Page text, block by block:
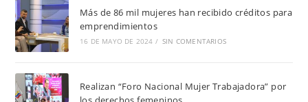
Más de 86 mil mujeres han recibido créditos para
emprendimientos
16 DE MAYO DE 2024 / SIN COMENTARIOS
Realizan “Foro Nacional Mujer Trabajadora” por